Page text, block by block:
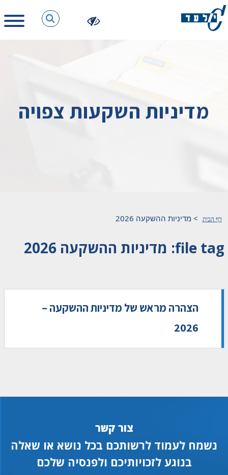
מדיניות השקעות צפויה
דף הבית >מדיניות ההשקעה 2026
file tag: מדיניות ההשקעה 2026
הצהרה מראש של מדיניות ההשקעה –
2026
צור קשר
נשמח לעמוד לרשותכם בכל נושא או שאלה
בנוגע לזכויותיכם ולפנסיה שלכם